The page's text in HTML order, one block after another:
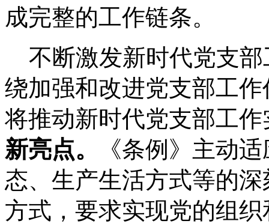
成完整的工作链条。
不断激发新时代党支部
绕加强和改进党支部工
将推动新时代党支部工
新亮点。
《条例》主动
态、生产生活方式等的
方式，要求实现党的组